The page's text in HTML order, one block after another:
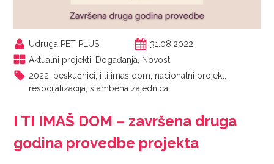
Udruga PET PLUS
31.08.2022
Aktualni projekti
Događanja
Novosti
2022
beskućnici i ti imaš dom nacionalni projekt
resocijalizacija ,stambena zajednica
I TI IMAŠ DOM – završena druga
godina provedbe projekta